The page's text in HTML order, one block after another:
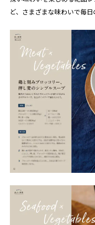
ど、さまざまな味わいで毎日